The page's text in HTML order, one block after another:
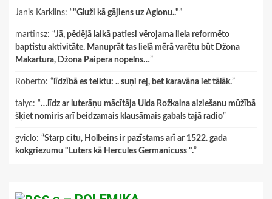
Janis Karklins: “"Gluži kā gājiens uz Aglonu.."”
martinsz: “Jā, pēdējā laikā patiesi vērojama liela reformēto
baptistu aktivitāte. Manuprāt tas lielā mērā varētu būt Džona
Makartura, Džona Paipera nopelns…”
Roberto: “ līdzībā es teiktu: .. suņi rej, bet karavāna iet tālāk.”
talyc: “…līdz ar luterāņu mācītāja Ulda Rožkalna aiziešanu mūžībā
šķiet nomiris arī beidzamais klausāmais gabals tajā radio”
gviclo: “Starp citu, Holbeins ir pazīstams arī ar 1522. gada
kokgriezumu "Luters kā Hercules Germanicuss ".”